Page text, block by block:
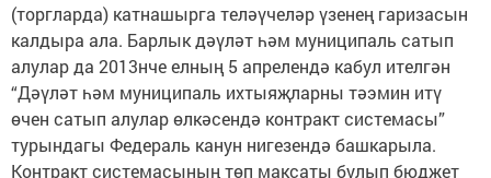
(торгларда) катнашырга теләүчеләр үзенең гаризасын
калдыра ала. Барлык дәүләт һәм муниципаль сатып
алулар да 2013нче елның 5 апрелендә кабул ителгән
“Дәүләт һәм муниципаль ихтыяҗларны тәэмин итү
өчен сатып алулар өлкәсендә контракт системасы”
турындагы Федераль канун нигезендә башкарыла.
Контракт системасының төп максаты булып бюджет